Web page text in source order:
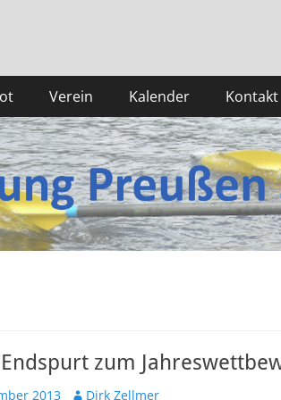
Verein Kalender Kontakt
zum
2013 AutorDirk Zellmer